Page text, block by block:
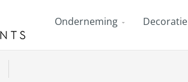
Onderneming Decoratie